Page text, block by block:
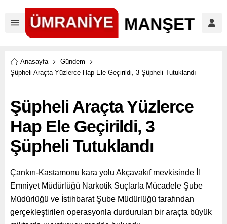
Anasayfa
Gündem
Şüpheli Araçta Yüzlerce Hap Ele Geçirildi, 3 Şüpheli Tutuklandı
Şüpheli Araçta Yüzlerce
Hap Ele Geçirildi, 3
Şüpheli Tutuklandı
Çankırı-Kastamonu kara yolu Akçavakıf mevkisinde İl
Emniyet Müdürlüğü Narkotik Suçlarla Mücadele Şube
Müdürlüğü ve İstihbarat Şube Müdürlüğü tarafından
gerçekleştirilen operasyonla durdurulan bir araçta büyük